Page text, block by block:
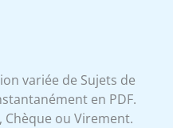
variée de Sujets de
en PDF.
Chèque ou Virement.